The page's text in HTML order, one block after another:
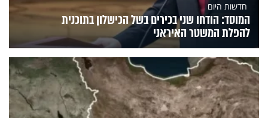
חדשות היום
המוסד: הודחו שני בכירים בשל הכישלון בתוכנית
להפלת המשטר האיראני